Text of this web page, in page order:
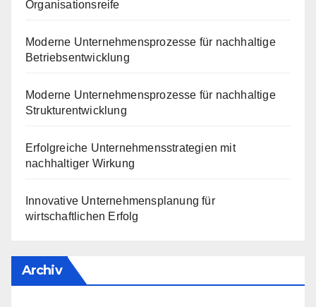
Organisationsreife
Moderne Unternehmensprozesse für nachhaltige
Betriebsentwicklung
Moderne Unternehmensprozesse für nachhaltige
Strukturentwicklung
Erfolgreiche Unternehmensstrategien mit
nachhaltiger Wirkung
Innovative Unternehmensplanung für
wirtschaftlichen Erfolg
Archiv